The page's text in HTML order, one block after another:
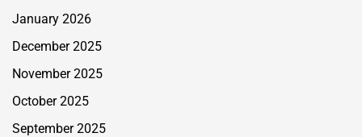
January 2026
December 2025
November 2025
October 2025
September 2025